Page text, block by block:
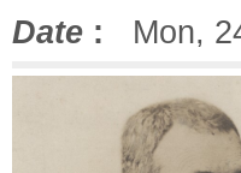
Date : Mon,